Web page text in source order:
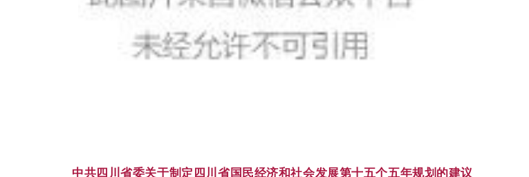
中共四川省委关于制定四川省国民经济和社会发展第十五个五年规划的建议